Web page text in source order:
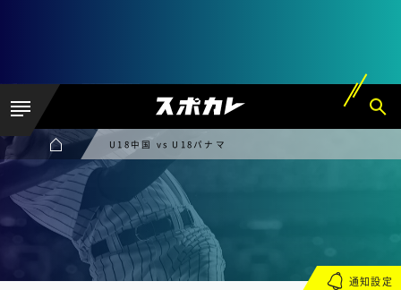
U18中国 vs U18パナマ
通知設定